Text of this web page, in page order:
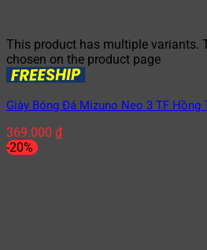
This product has multiple variants.
chosen on the product page
Giày Bóng Đá Mizuno Neo 3 TF Hồng
369.000 ₫
-20%